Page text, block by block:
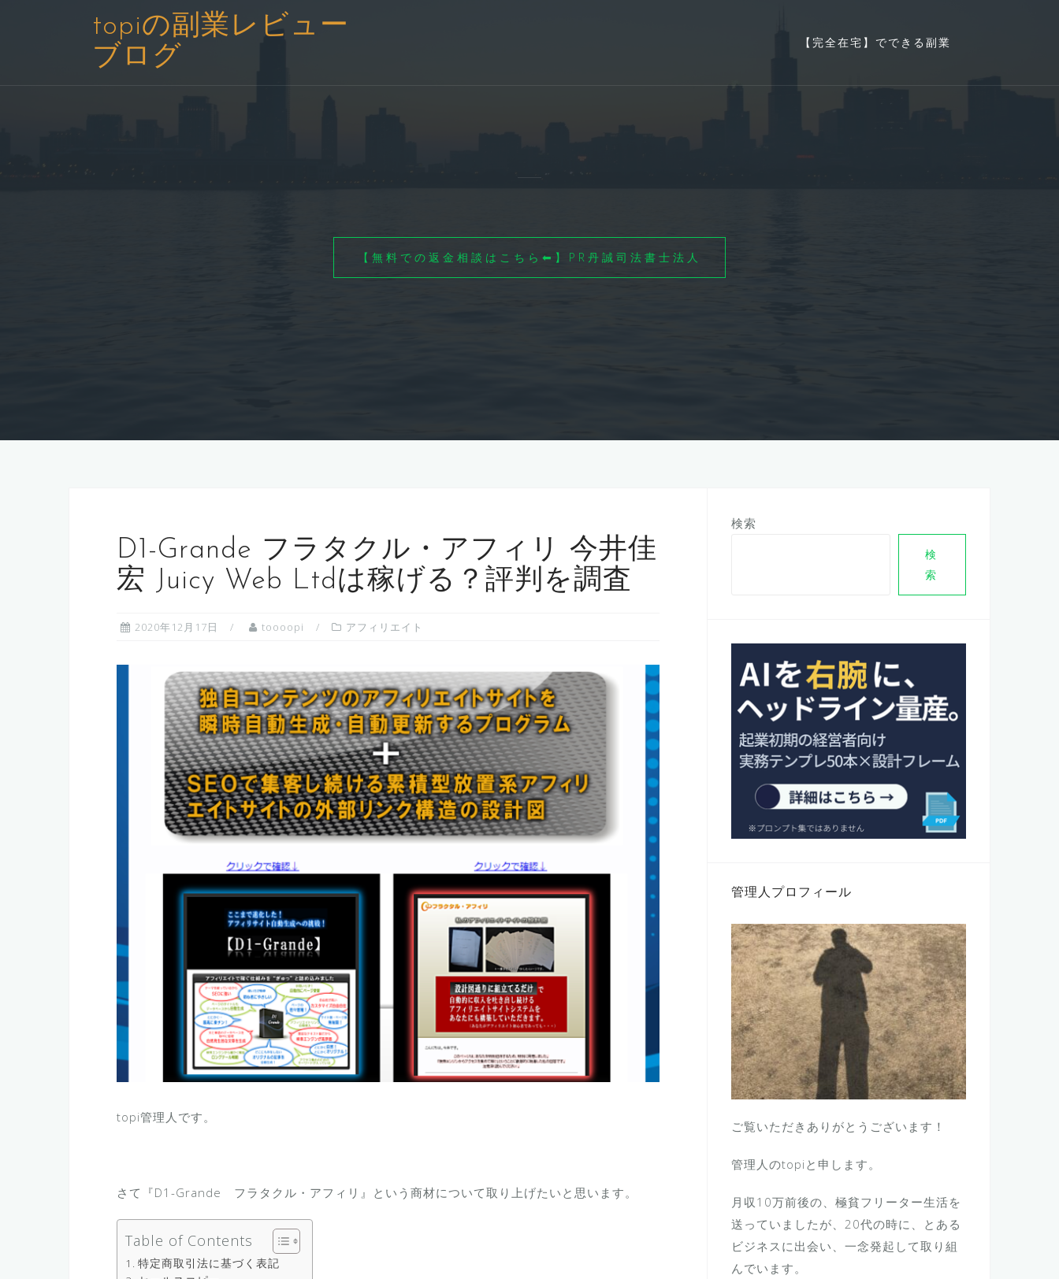
topiの副業レビュー
ブログ
【完全在宅】でできる副業
【無料での返金相談はこちら⬅】PR丹誠司法書士法人
D1-Grande フラタクル・アフィリ 今井佳
宏 Juicy Web Ltdは稼げる？評判を調査
2020年12月17日 toooopi アフィリエイト
topi管理人です。
さて『D1-Grande フラタクル・アフィリ』という商材について取り上げたいと思います。
Table of Contents
特定商取引法に基づく表記
検索
検
索
管理人プロフィール
ご覧いただきありがとうございます！
管理人のtopiと申します。
月収10万前後の、極貧フリーター生活を
送っていましたが、20代の時に、とある
ビジネスに出会い、一念発起して取り組
んでいます。